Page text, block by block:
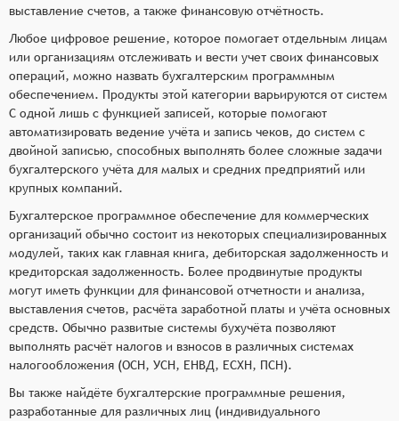
выставление счетов, а также финансовую отчётность.
Любое цифровое решение, которое помогает отдельным лицам
или организациям отслеживать и вести учет своих финансовых
операций, можно назвать бухгалтерским программным
обеспечением. Продукты этой категории варьируются от систем
С одной лишь с функцией записей, которые помогают
автоматизировать ведение учёта и запись чеков, до систем с
двойной записью, способных выполнять более сложные задачи
бухгалтерского учёта для малых и средних предприятий или
крупных компаний.
Бухгалтерское программное обеспечение для коммерческих
организаций обычно состоит из некоторых специализированных
модулей, таких как главная книга, дебиторская задолженность и
кредиторская задолженность. Более продвинутые продукты
могут иметь функции для финансовой отчетности и анализа,
выставления счетов, расчёта заработной платы и учёта основных
средств. Обычно развитые системы бухучёта позволяют
выполнять расчёт налогов и взносов в различных системах
налогообложения (ОСН, УСН, ЕНВД, ЕСХН, ПСН).
Вы также найдёте бухгалтерские программные решения,
разработанные для различных лиц (индивидуального